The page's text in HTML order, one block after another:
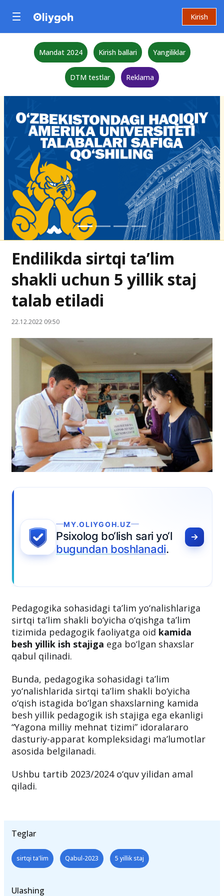
Kirish
Mandat 2024 Kirish ballari Yangiliklar
DTM testlar Reklama
Endilikda sirtqi ta’lim
shakli uchun 5 yillik staj
talab etiladi
22.12.2022 09:50
MY.OLIYGOH.UZ
Psixolog bo‘lish sari yo‘l
bugundan boshlanadi.
Pedagogika sohasidagi ta’lim yo‘nalishlariga
sirtqi ta’lim shakli bo‘yicha o‘qishga ta’lim
besh yillik ish stajigaega bo‘lgan shaxslar
qabul qilinadi.
Bunda, pedagogika sohasidagi ta’lim
yo‘nalishlarida sirtqi ta’lim shakli bo‘yicha
o‘qish istagida bo‘lgan shaxslarning kamida
besh yillik pedagogik ish stajiga ega ekanligi
dasturiy-apparat kompleksidagi ma’lumotlar
asosida belgilanadi.
Teglar
sirtqi ta'lim